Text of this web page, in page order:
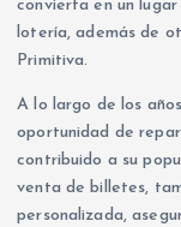
convierta en un
lotería, además de
Primitiva.
A lo largo de los
oportunidad de
contribuido a su
venta de billetes,
personalizada,